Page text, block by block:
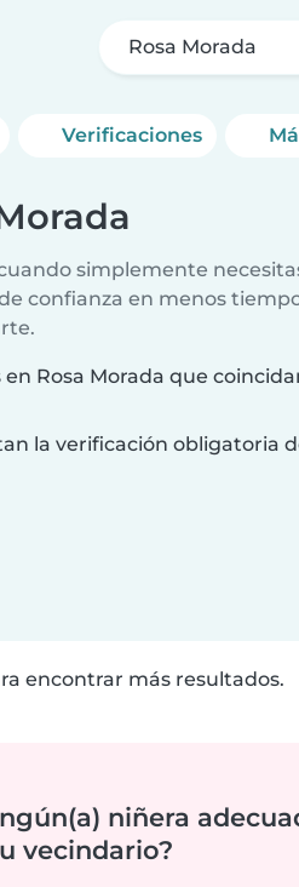
Rosa Morada
Verificaciones
simplemente
confianza en menos
Rosa Morada que
la verificación obligatoria
encontrar más resultados.
niñera
vecindario?